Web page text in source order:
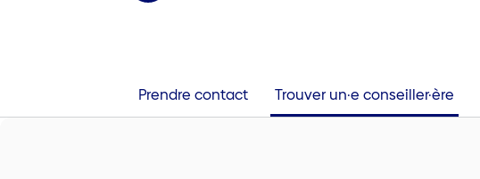
Prendre contact Trouver un·e conseiller·ère